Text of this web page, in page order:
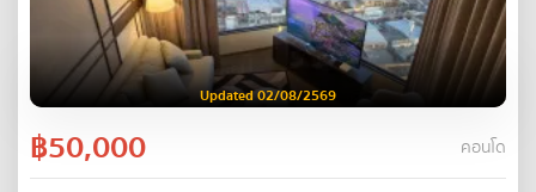
Updated 02/08/2569
฿50,000 คอนโด